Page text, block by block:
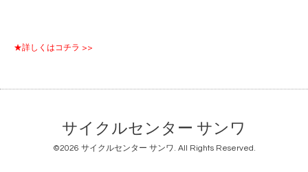
★詳しくはコチラ >>
サイクルセンター サンワ
©2026 サイクルセンター サンワ. All Rights Reserved.